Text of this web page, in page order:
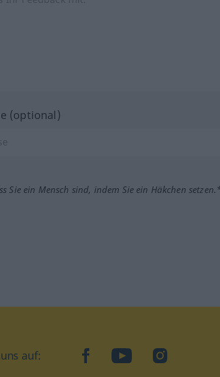
(optional)
Sie ein Mensch sind, indem Sie ein Häkchen
auf: facebookYouTubeInstagram